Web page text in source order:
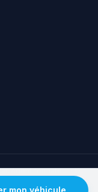
Agent formateur· ©
mon véhicule